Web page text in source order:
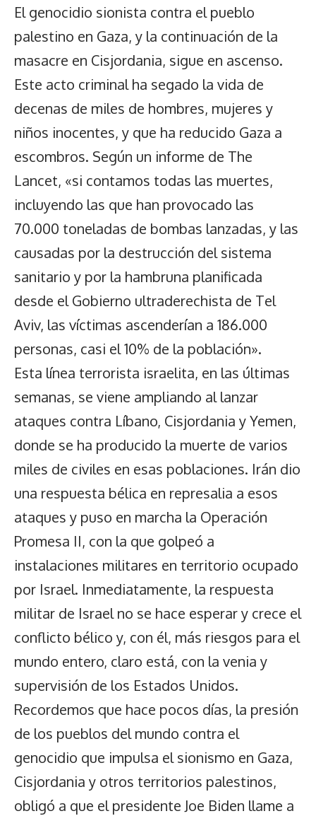
El genocidio sionista contra el pueblo
palestino en Gaza, y la continuación de la
masacre en Cisjordania, sigue en ascenso.
Este acto criminal ha segado la vida de
decenas de miles de hombres, mujeres y
niños inocentes, y que ha reducido Gaza a
escombros. Según un informe de The
Lancet, «si contamos todas las muertes,
incluyendo las que han provocado las
70.000 toneladas de bombas lanzadas, y las
causadas por la destrucción del sistema
sanitario y por la hambruna planificada
desde el Gobierno ultraderechista de Tel
Aviv, las víctimas ascenderían a 186.000
personas, casi el 10% de la población».
Esta línea terrorista israelita, en las últimas
semanas, se viene ampliando al lanzar
ataques contra Líbano, Cisjordania y Yemen,
donde se ha producido la muerte de varios
miles de civiles en esas poblaciones. Irán dio
una respuesta bélica en represalia a esos
ataques y puso en marcha la Operación
Promesa II, con la que golpeó a
instalaciones militares en territorio ocupado
por Israel. Inmediatamente, la respuesta
militar de Israel no se hace esperar y crece el
conflicto bélico y, con él, más riesgos para el
mundo entero, claro está, con la venia y
supervisión de los Estados Unidos.
Recordemos que hace pocos días, la presión
de los pueblos del mundo contra el
genocidio que impulsa el sionismo en Gaza,
Cisjordania y otros territorios palestinos,
obligó a que el presidente Joe Biden llame a